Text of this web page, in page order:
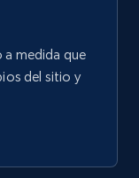
a medida que
del sitio y